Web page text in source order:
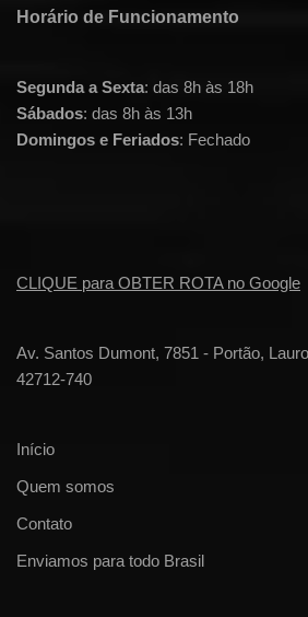
Horário de Funcionamento
Segunda a Sexta: das 8h às 18h
Sábados: das 8h às 13h
Domingos e Feriados: Fechado
CLIQUE para OBTER ROTA no Google
Av. Santos Dumont, 7851 - Portão,
42712-740
Início
Quem somos
Contato
Enviamos para todo Brasil